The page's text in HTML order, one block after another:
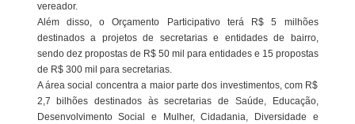
vereador.
Além disso, o Orçamento Participativo terá R$ 5 milhões
destinados a projetos de secretarias e entidades de bairro,
sendo dez propostas de R$ 50 mil para entidades e 15 propostas
de R$ 300 mil para secretarias.
A área social concentra a maior parte dos investimentos, com R$
2,7 bilhões destinados às secretarias de Saúde, Educação,
Desenvolvimento Social e Mulher, Cidadania, Diversidade e